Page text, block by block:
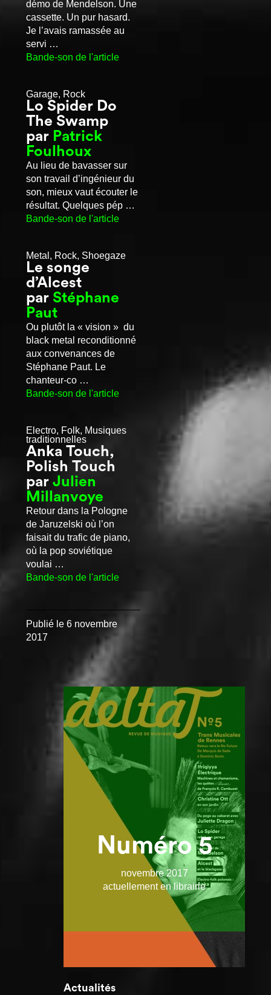
démo de Mendelson. Une
cassette. Un pur hasard.
Je l’avais ramassée au
servi …
Bande-son de l'article
Garage, Rock
Lo Spider Do
The Swamp
par Patrick
Foulhoux
Au lieu de bavasser sur
son travail d’ingénieur du
son, mieux vaut écouter le
résultat. Quelques pép …
Bande-son de l'article
Metal, Rock, Shoegaze
Le songe
d’Alcest
par Stéphane
Paut
Ou plutôt la « vision » du
black metal reconditionné
aux convenances de
Stéphane Paut. Le
chanteur-co …
Bande-son de l'article
Electro, Folk, Musiques
traditionnelles
Anka Touch,
Polish Touch
par Julien
Millanvoye
Retour dans la Pologne
de Jaruzelski où l’on
faisait du trafic de piano,
où la pop soviétique
voulai …
Bande-son de l'article
Publié le 6 novembre
2017
Numéro 5
novembre 2017
actuellement en librairie
Actualités